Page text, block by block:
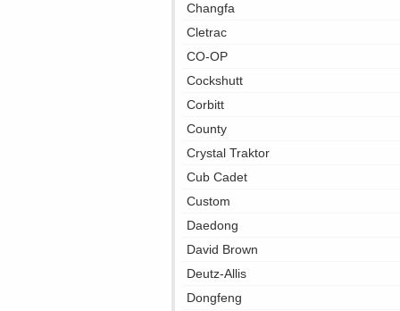
Changfa
Cletrac
CO-OP
Cockshutt
Corbitt
County
Crystal Traktor
Cub Cadet
Custom
Daedong
David Brown
Deutz-Allis
Dongfeng